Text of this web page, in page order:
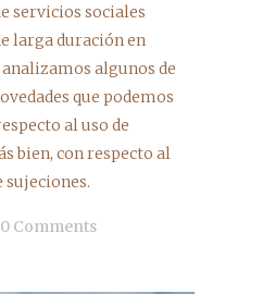
servicios sociales
larga duración en
algunos de
que podemos
al uso de
bien, con respecto al
sujeciones.
0 Comments